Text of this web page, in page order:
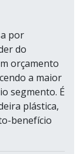
por
do
orçamento
a maior
segmento. É
plástica,
benefício